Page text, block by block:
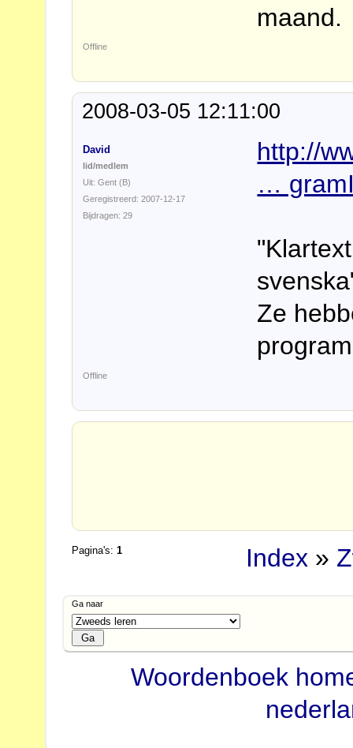
maand.
Offline
2008-03-05 12:11:00
David
lid/medlem
Uit: Gent (B)
Geregistreerd: 2007-12-17
Bijdragen: 29
http://
…
Ze
Offline
Pagina's:1 Index »
Ga naar
Woordenboek